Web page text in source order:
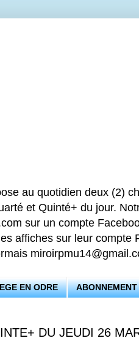
au quotidien deux (2)
et Quinté+ du jour.
sur un compte
affiches sur leur
EN ODRE ABONNEMENT
DU JEUDI 26